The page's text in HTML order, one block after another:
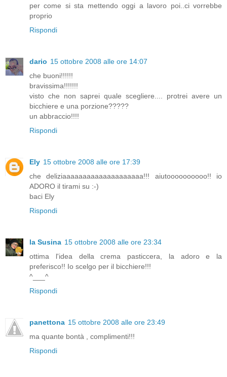
per come si sta mettendo oggi a lavoro poi..ci vorrebbe
proprio
Rispondi
dario 15 ottobre 2008 alle ore 14:07
che buoni!!!!!!
bravissima!!!!!!!
visto che non saprei quale scegliere.... protrei avere un
bicchiere e una porzione?????
un abbraccio!!!!
Rispondi
Ely 15 ottobre 2008 alle ore 17:39
che deliziaaaaaaaaaaaaaaaaaaaa!!! aiutoooooooooo!! io
ADORO il tirami su :-)
baci Ely
Rispondi
la Susina 15 ottobre 2008 alle ore 23:34
ottima l'idea della crema pasticcera, la adoro e la
preferisco!! Io scelgo per il bicchiere!!!
^___^
Rispondi
panettona 15 ottobre 2008 alle ore 23:49
ma quante bontà , complimenti!!!
Rispondi